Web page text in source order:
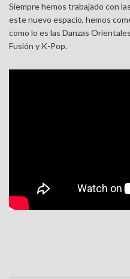
Siempre hemos trabajado con
este nuevo espacio, hemos
como lo es las Danzas
Fusión y K-Pop.